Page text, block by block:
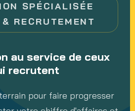
SPÉCIALISÉE
RECRUTEMENT
au service de ceux
recrutent
pour faire progresser